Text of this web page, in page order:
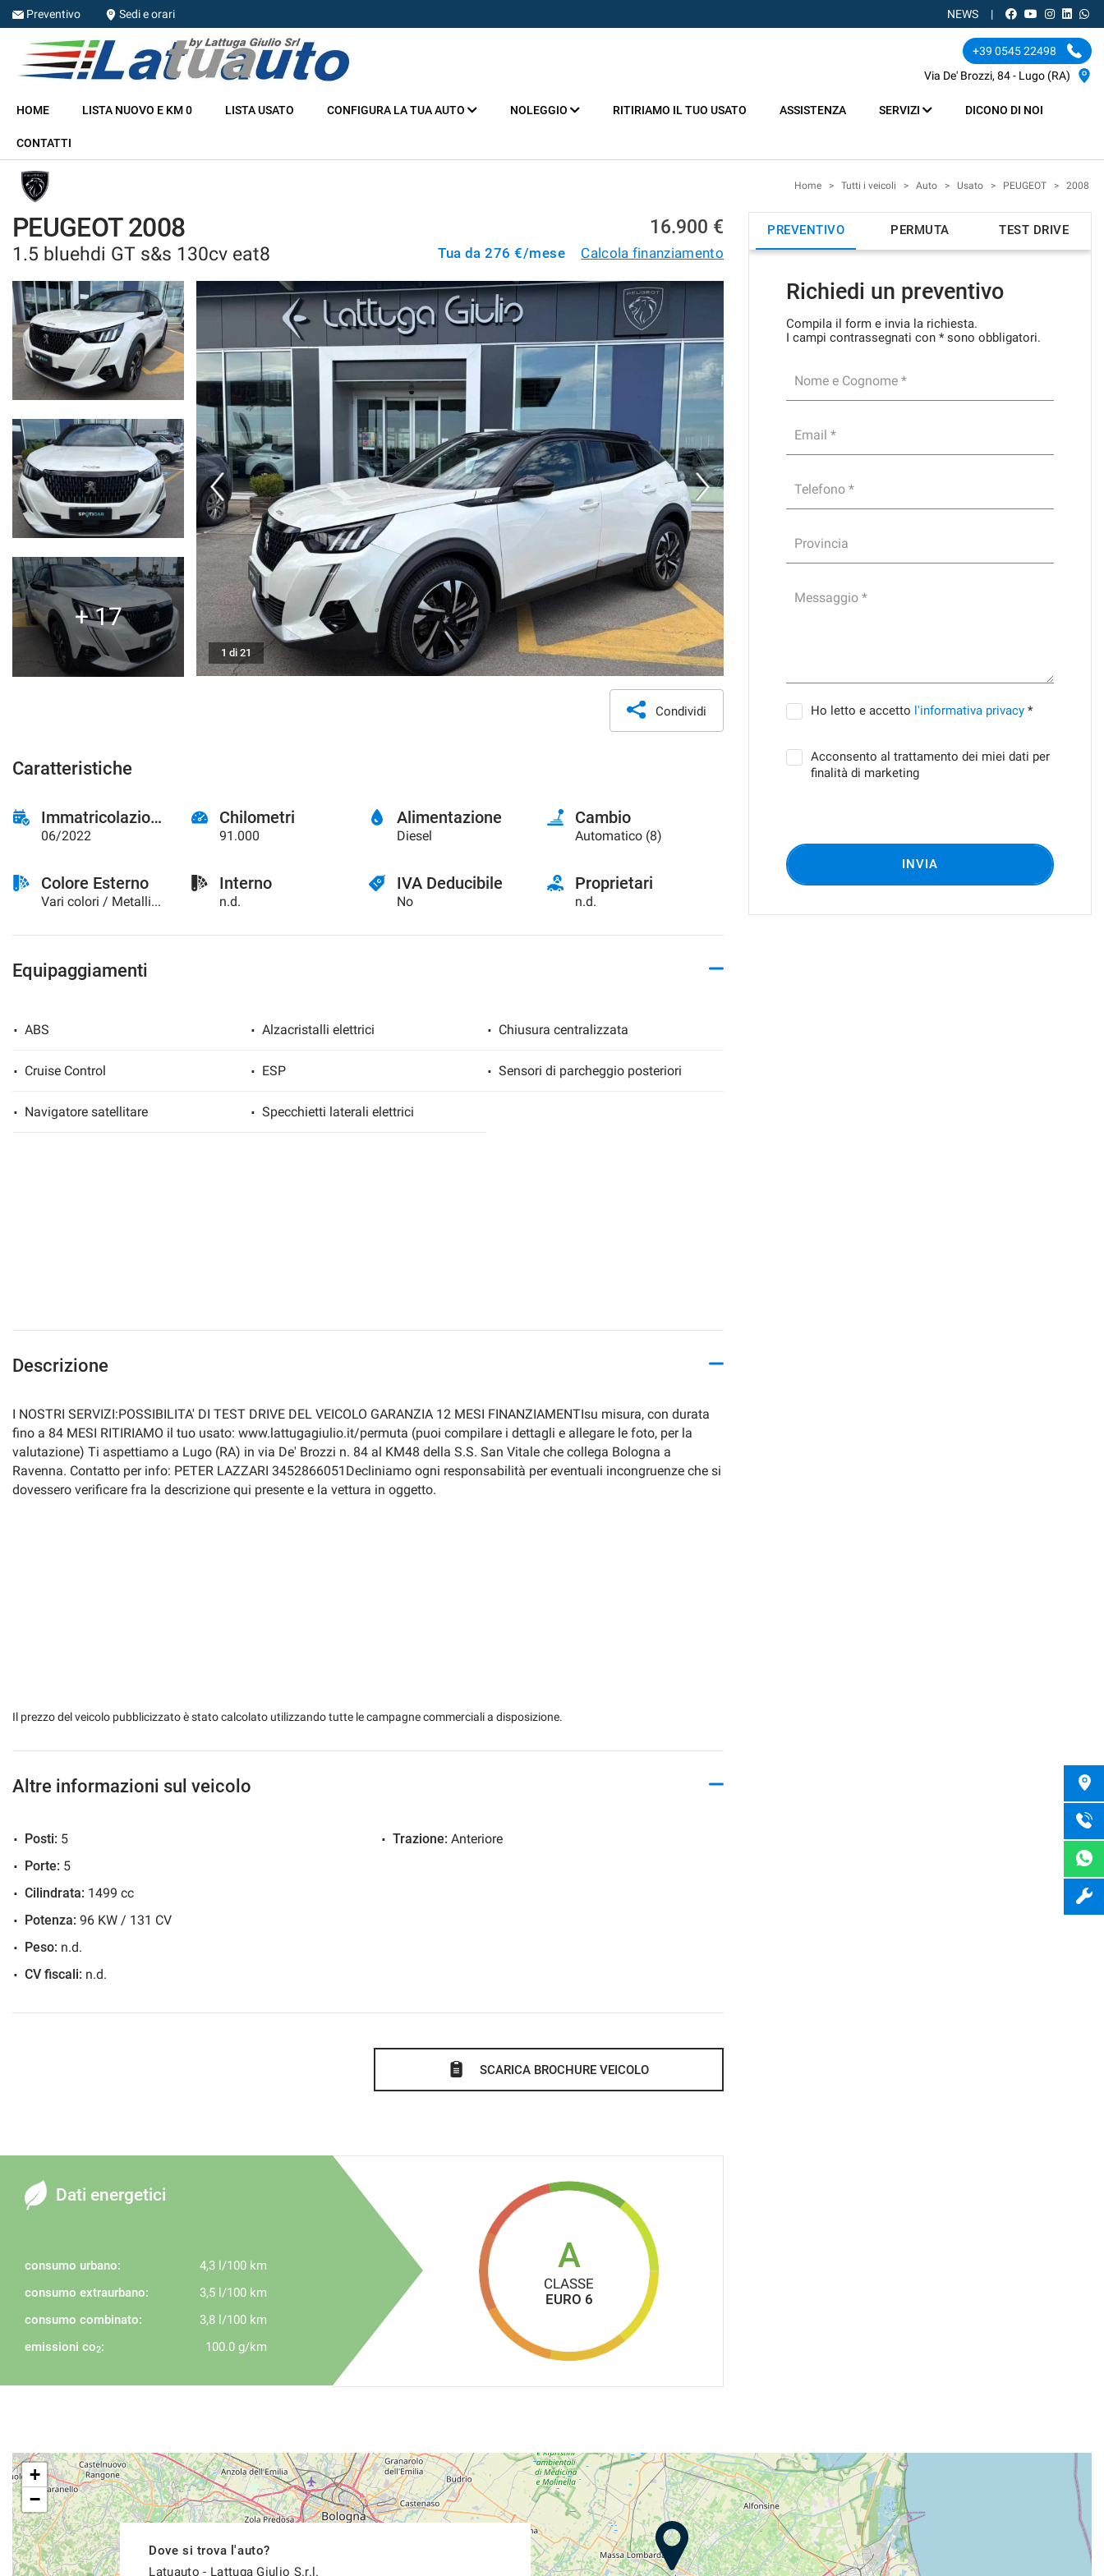
HOME
LISTA USATO
CONFIGURA LA TUA AUTO
NOLEGGIO
RITIRIAMO IL TUO USATO
ASSISTENZA
SERVIZI
DICONO DI NOI
CONTATTI
NEWS
Preventivo Sedi e orari NEWS
+39 0545 22498
Via De' Brozzi, 84 - Lugo (RA)
HOME LISTA NUOVO E KM 0 LISTA USATO CONFIGURA LA TUA AUTO NOLEGGIO RITIRIAMO IL TUO USATO ASSISTENZA SERVIZI DICONO DI NOI
CONTATTI
Home > Tutti i veicoli > Auto > Usato > PEUGEOT > 2008
PEUGEOT 2008
1.5 bluehdi GT s&s 130cv eat8
16.900 €
Tua da276 €/mese Calcola finanziamento
+ 17
1 di 21
Condividi
Caratteristiche
Immatricolazione
06/2022
Chilometri
91.000
Alimentazione
Diesel
Cambio
Automatico (8)
Colore Esterno
Vari colori / Metallizzato
Interno
n.d.
IVA Deducibile
No
Proprietari
n.d.
Equipaggiamenti
ABS Alzacristalli elettrici Chiusura centralizzata
Cruise Control ESP Sensori di parcheggio posteriori
Navigatore satellitare Specchietti laterali elettrici
Descrizione
I NOSTRI SERVIZI:POSSIBILITA' DI TEST DRIVE DEL VEICOLO GARANZIA 12 MESI FINANZIAMENTIsu misura, con durata
fino a 84 MESI RITIRIAMO il tuo usato: www.lattugagiulio.it/permuta (puoi compilare i dettagli e allegare le foto, per la
valutazione) Ti aspettiamo a Lugo (RA) in via De' Brozzi n. 84 al KM48 della S.S. San Vitale che collega Bologna a
Ravenna. Contatto per info: PETER LAZZARI 3452866051Decliniamo ogni responsabilità per eventuali incongruenze che si
dovessero verificare fra la descrizione qui presente e la vettura in oggetto.
Il prezzo del veicolo pubblicizzato è stato calcolato utilizzando tutte le campagne commerciali a disposizione.
Altre informazioni sul veicolo
Posti: 5
Porte: 5
Cilindrata: 1499 cc
Potenza: 96 KW / 131 CV
Peso: n.d.
CV fiscali: n.d.
Trazione: Anteriore
SCARICA BROCHURE VEICOLO
Dati energetici
consumo urbano:
4,3 l/100 km
consumo extraurbano:
3,5 l/100 km
consumo combinato:
3,8 l/100 km
emissioni co2: 100.0 g/km
A
CLASSE
EURO 6
PREVENTIVO PERMUTA TEST DRIVE
Richiedi un preventivo
Compila il form e invia la richiesta.
I campi contrassegnati con * sono obbligatori.
Nome e Cognome *
Email *
Telefono *
Provincia
Messaggio *
Ho letto e accetto l'informativa privacy *
Acconsento al trattamento dei miei dati per
finalità di marketing
INVIA
Dove si trova l'auto?
Latuauto - Lattuga Giulio S.r.l.
+
−